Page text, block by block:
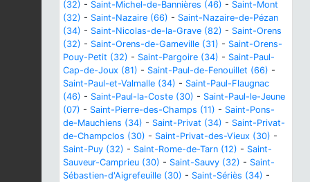
(32) - Saint-Michel-de-Bannières (46) - Saint-Mont
(32) - Saint-Nazaire (66) - Saint-Nazaire-de-Pézan
(34) - Saint-Nicolas-de-la-Grave (82) - Saint-Orens
(32) - Saint-Orens-de-Gameville (31) - Saint-Orens-
Pouy-Petit (32) - Saint-Pargoire (34) - Saint-Paul-
Cap-de-Joux (81) - Saint-Paul-de-Fenouillet (66) -
Saint-Paul-et-Valmalle (34) - Saint-Paul-Flaugnac
(46) - Saint-Paul-la-Coste (30) - Saint-Paul-le-Jeune
(07) - Saint-Pierre-des-Champs (11) - Saint-Pons-
de-Mauchiens (34) - Saint-Privat (34) - Saint-Privat-
de-Champclos (30) - Saint-Privat-des-Vieux (30) -
Saint-Puy (32) - Saint-Rome-de-Tarn (12) - Saint-
Sauveur-Camprieu (30) - Saint-Sauvy (32) - Saint-
Sébastien-d'Aigrefeuille (30) - Saint-Sériès (34) -